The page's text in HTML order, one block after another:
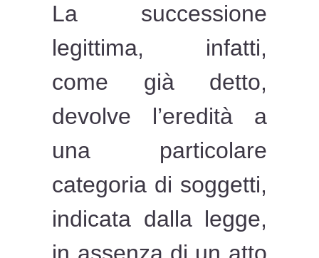
La successione
legittima, infatti,
come già detto,
devolve l’eredità a
una particolare
categoria di soggetti,
indicata dalla legge,